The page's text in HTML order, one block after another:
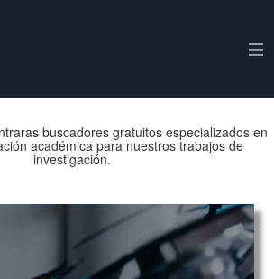
buscadores gratuitos especializados en
académica para nuestros trabajos de
investigación.